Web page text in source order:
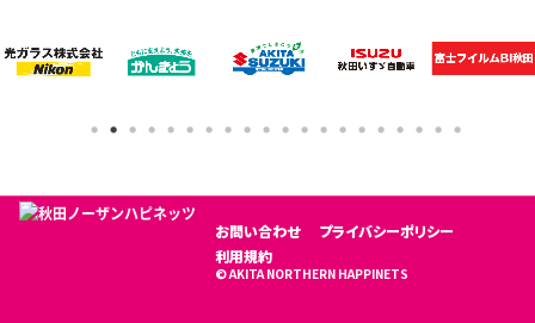
お問い合わせ
プライバシーポリシー
利用規約
© AKITA NORTHERN HAPPINETS